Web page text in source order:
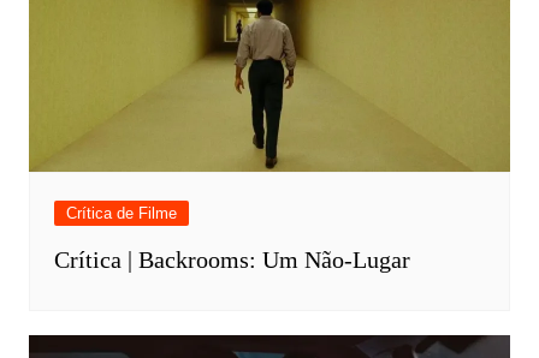
Crítica de Filme
Crítica | Backrooms: Um Não-Lugar